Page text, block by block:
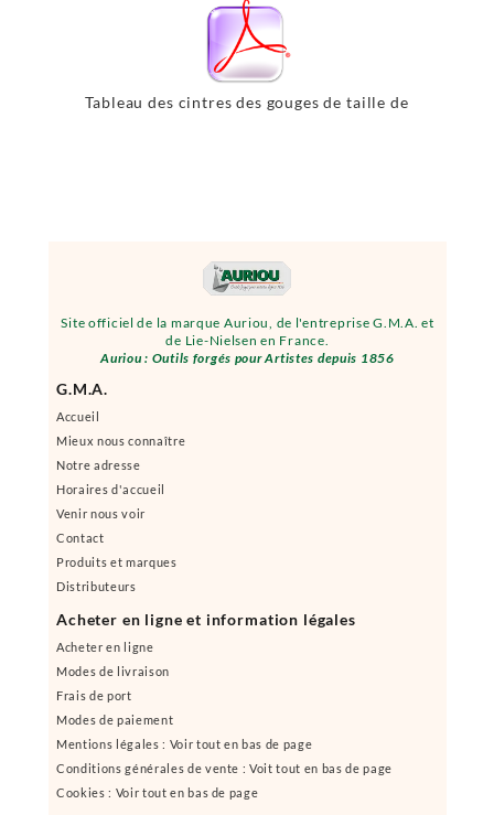
Site officiel de la marque Auriou, de l'entreprise G.M.A. et
de Lie-Nielsen en France.
Auriou : Outils forgés pour Artistes depuis 1856
G.M.A.
Accueil
Mieux nous connaître
Notre adresse
Horaires d'accueil
Venir nous voir
Contact
Produits et marques
Distributeurs
Acheter en ligne et information légales
Acheter en ligne
Modes de livraison
Frais de port
Modes de paiement
Mentions légales : Voir tout en bas de page
Conditions générales de vente : Voit tout en bas de page
Cookies : Voir tout en bas de page
Tableau des cintres des gouges de taille de